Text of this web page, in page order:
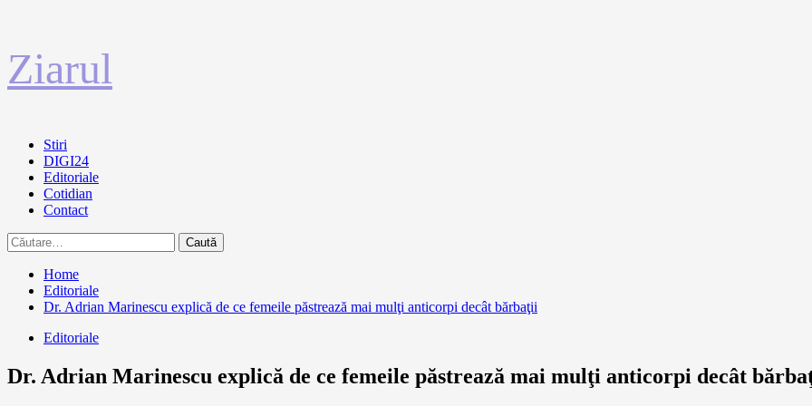
la
conținut
Ziarul
Primary
Menu
Stiri
DIGI24
Editoriale
Cotidian
Contact
Caută
după:
Home
Editoriale
Dr. Adrian Marinescu explică de ce femeile păstrează mai mulţi anticorpi decât bărbaţii
Editoriale
Dr. Adrian Marinescu explică de ce femeile păstrează mai mulţi anticorpi decât